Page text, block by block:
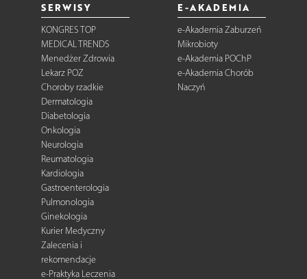
SERWISY
KONGRES TOP
MEDICAL TRENDS
Menedżer Zdrowia
Lekarz POZ
Choroby rzadkie
Dermatologia
Diabetologia
Onkologia
Neurologia
Reumatologia
Kardiologia
Gastroenterologia
Pulmonologia
Ginekologia
Kurier Medyczny
Zalecenia i
rekomendacje
e-Praktyka Leczenia
E-AKADEMIA
e-Akademia Zaburzeń
Mikrobioty
e-Akademia POChP
e-Akademia Chorób
Naczyń